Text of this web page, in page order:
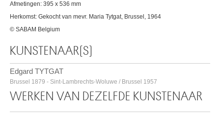
Afmetingen: 395 x 536 mm
Herkomst: Gekocht van mevr. Maria Tytgat, Brussel, 1964
© SABAM Belgium
KUNSTENAAR(S)
Edgard TYTGAT
Brussel 1879 - Sint-Lambrechts-Woluwe / Brussel 1957
WERKEN VAN DEZELFDE KUNSTENAAR